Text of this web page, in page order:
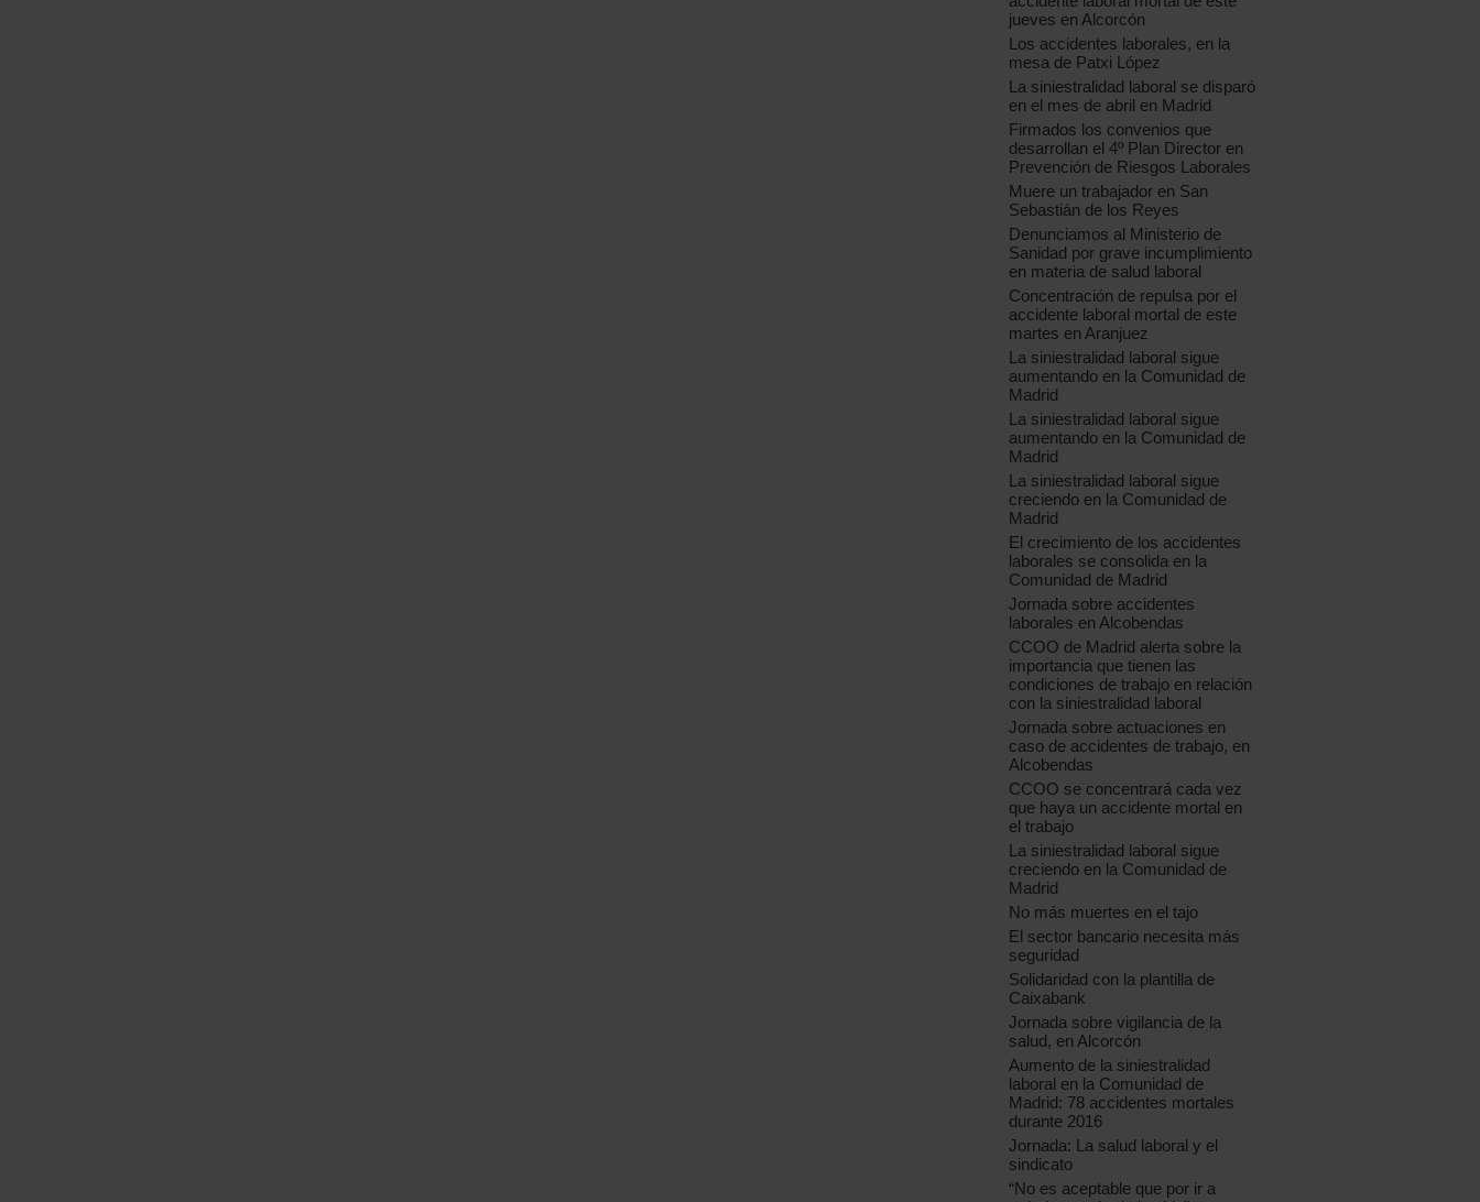
jueves en Alcorcón
Los accidentes laborales, en la
mesa de Patxi López
La siniestralidad laboral se disparó
en el mes de abril en Madrid
Firmados los convenios que
desarrollan el 4º Plan Director en
Prevención de Riesgos Laborales
Muere un trabajador en San
Sebastián de los Reyes
Denunciamos al Ministerio de
Sanidad por grave incumplimiento
en materia de salud laboral
Concentración de repulsa por el
accidente laboral mortal de este
martes en Aranjuez
La siniestralidad laboral sigue
aumentando en la Comunidad de
Madrid
La siniestralidad laboral sigue
aumentando en la Comunidad de
Madrid
La siniestralidad laboral sigue
creciendo en la Comunidad de
Madrid
El crecimiento de los accidentes
laborales se consolida en la
Comunidad de Madrid
Jornada sobre accidentes
laborales en Alcobendas
CCOO de Madrid alerta sobre la
importancia que tienen las
condiciones de trabajo en relación
con la siniestralidad laboral
Jornada sobre actuaciones en
caso de accidentes de trabajo, en
Alcobendas
CCOO se concentrará cada vez
que haya un accidente mortal en
el trabajo
La siniestralidad laboral sigue
creciendo en la Comunidad de
Madrid
No más muertes en el tajo
El sector bancario necesita más
seguridad
Solidaridad con la plantilla de
Caixabank
Jornada sobre vigilancia de la
salud, en Alcorcón
Aumento de la siniestralidad
laboral en la Comunidad de
Madrid: 78 accidentes mortales
durante 2016
Jornada: La salud laboral y el
sindicato
“No es aceptable que por ir a